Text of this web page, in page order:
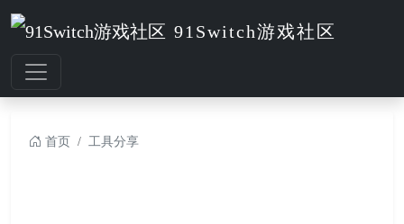
91Switch游戏社区
首页 工具分享